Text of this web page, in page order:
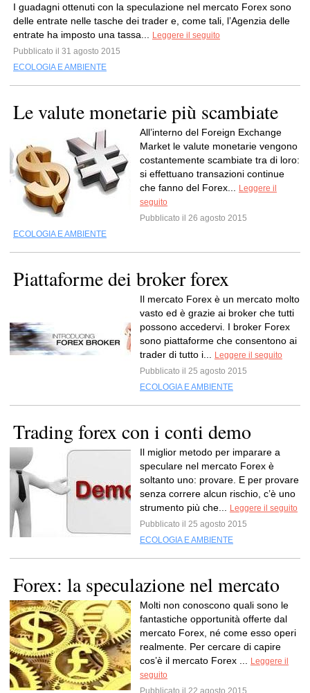
I guadagni ottenuti con la speculazione nel mercato Forex sono
delle entrate nelle tasche dei trader e, come tali, l’Agenzia delle
entrate ha imposto una tassa...
Leggere il seguito
Pubblicato il 31 agosto 2015
ECOLOGIA E AMBIENTE
Le valute monetarie più scambiate
All’interno del Foreign Exchange
Market le valute monetarie vengono
costantemente scambiate tra di loro:
si effettuano transazioni continue
che fanno del Forex...
Leggere il
seguito
Pubblicato il 26 agosto 2015
ECOLOGIA E AMBIENTE
Piattaforme dei broker forex
Il mercato Forex è un mercato molto
vasto ed è grazie ai broker che tutti
possono accedervi. I broker Forex
sono piattaforme che consentono ai
trader di tutto i...
Leggere il seguito
Pubblicato il 25 agosto 2015
ECOLOGIA E AMBIENTE
Trading forex con i conti demo
Il miglior metodo per imparare a
speculare nel mercato Forex è
soltanto uno: provare. E per provare
senza correre alcun rischio, c’è uno
strumento più che...
Leggere il seguito
Pubblicato il 25 agosto 2015
ECOLOGIA E AMBIENTE
Forex: la speculazione nel mercato
Molti non conoscono quali sono le
fantastiche opportunità offerte dal
mercato Forex, né come esso operi
realmente. Per cercare di capire
cos’è il mercato Forex ...
Leggere il
seguito
Pubblicato il 22 agosto 2015